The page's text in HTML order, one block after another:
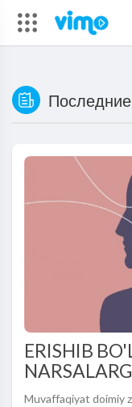
ERISHIB
MUMKIN ? -
Muvaffaqiyat doimiy